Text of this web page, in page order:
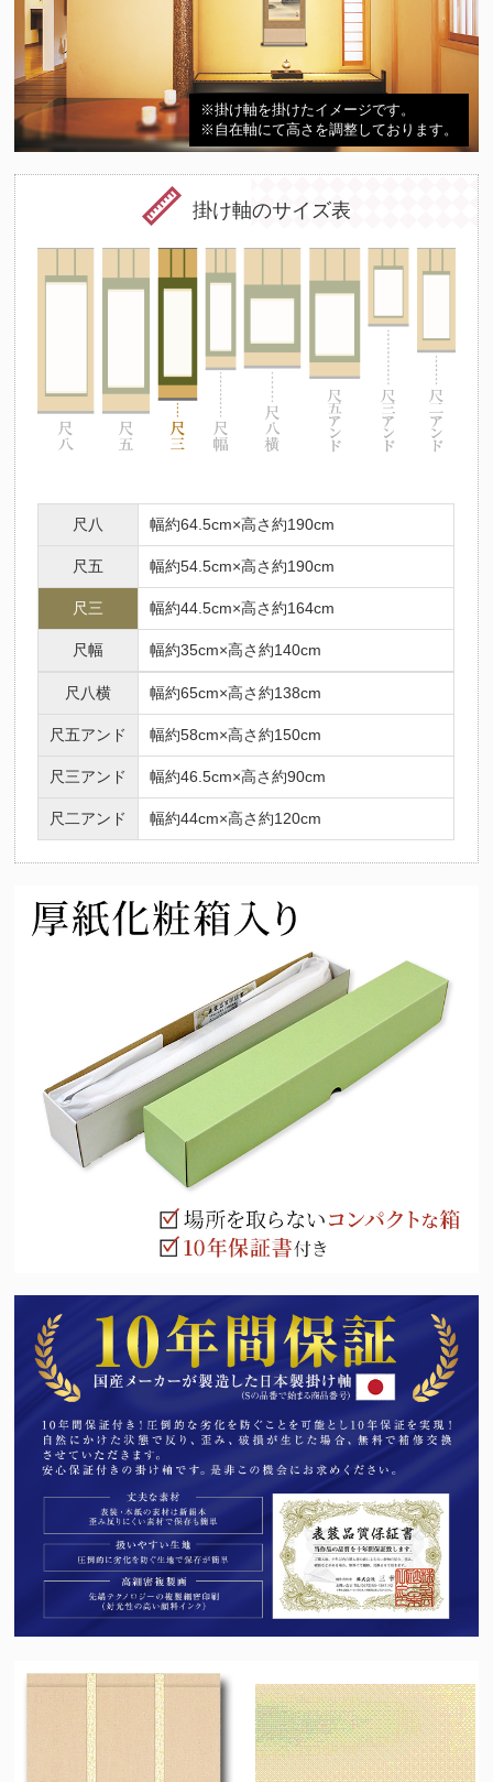
※掛け軸を掛けたイメージです。
※自在軸にて高さを調整しております。
掛け軸のサイズ表
尺八 幅約64.5cm×高さ約190cm
尺五 幅約54.5cm×高さ約190cm
尺三 幅約44.5cm×高さ約164cm
尺幅 幅約35cm×高さ約140cm
尺八横 幅約65cm×高さ約138cm
尺五アンド 幅約58cm×高さ約150cm
尺三アンド 幅約46.5cm×高さ約90cm
尺二アンド 幅約44cm×高さ約120cm